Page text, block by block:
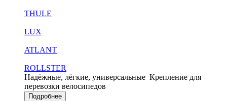
THULE
LUX
ATLANT
ROLLSTER
Надёжные, лёгкие, универсальные Крепление для
перевозки велосипедов
Подробнее